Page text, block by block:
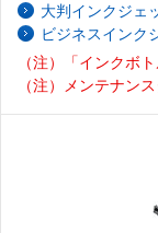
大判インクジェ
ビジネスインク
（注）「インクボ
（注）メンテナン